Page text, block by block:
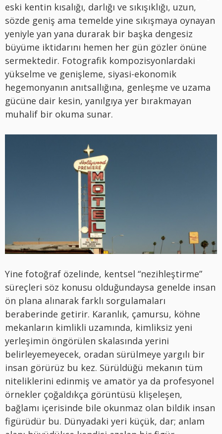
eski kentin kısalığı, darlığı ve sıkışıklığı, uzun,
sözde geniş ama temelde yine sıkışmaya oynayan
yeniyle yan yana durarak bir başka dengesiz
büyüme iktidarını hemen her gün gözler önüne
sermektedir. Fotografik kompozisyonlardaki
yükselme ve genişleme, siyasi-ekonomik
hegemonyanın anıtsallığına, genleşme ve uzama
gücüne dair kesin, yanılgıya yer bırakmayan
muhalif bir okuma sunar.
Yine fotoğraf özelinde, kentsel “nezihleştirme”
süreçleri söz konusu olduğundaysa genelde insan
ön plana alınarak farklı sorgulamaları
beraberinde getirir. Karanlık, çamursu, köhne
mekanların kimlikli uzamında, kimliksiz yeni
yerleşimin öngörülen skalasında yerini
belirleyemeyecek, oradan sürülmeye yargılı bir
insan görürüz bu kez. Sürüldüğü mekanın tüm
niteliklerini edinmiş ve amatör ya da profesyonel
örnekler çoğaldıkça görüntüsü klişeleşen,
bağlamı içerisinde bile okunmaz olan bildik insan
figürüdür bu. Dünyadaki yeri küçük, dar; anlam